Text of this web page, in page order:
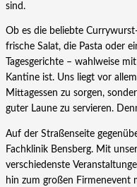
sind.
Ob es die beliebte
frische Salat, die Pasta oder
Tagesgerichte – wahlweise
Kantine ist. Uns liegt vor
Mittagessen zu sorgen,
guter Laune zu servieren.
Auf der Straßenseite
Fachklinik Bensberg. Mit
verschiedenste
hin zum großen Firmenevent